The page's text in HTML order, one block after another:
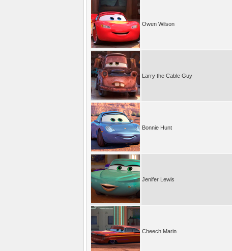
Owen Wilson
Larry the Cable Guy
Bonnie Hunt
Jenifer Lewis
Cheech Marin